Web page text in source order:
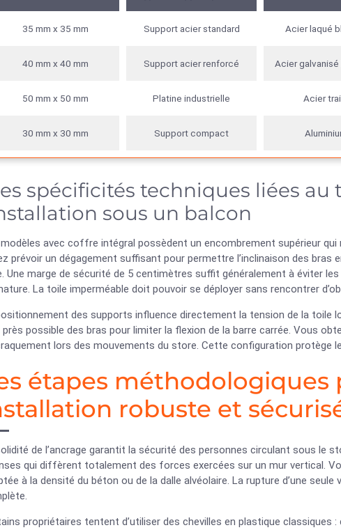
35 mm x 35 mm Support acier standard Acier laqué
40 mm x 40 mm Support acier renforcé Acier
50 mm x 50 mm Platine industrielle Acier
30 mm x 30 mm Support compact
spécificités techniques liées
sous un balcon
avec coffre intégral possèdent un encombrement supérieur qui
prévoir un dégagement suffisant pour permettre l’inclinaison des bras
Une marge de sécurité de 5 centimètres suffit généralement à éviter
La toile imperméable doit pouvoir se déployer sans rencontrer
des supports influence directement la tension de la toile
près possible des bras pour limiter la flexion de la barre carrée. Vous
lors des mouvements du store. Cette configuration protège
étapes
robuste et
de l’ancrage garantit la sécurité des personnes circulant sous le
qui diffèrent totalement des forces exercées sur un mur vertical.
à la densité du béton ou de la dalle alvéolaire. La rupture d’une
propriétaires tentent d’utiliser des chevilles en plastique classiques